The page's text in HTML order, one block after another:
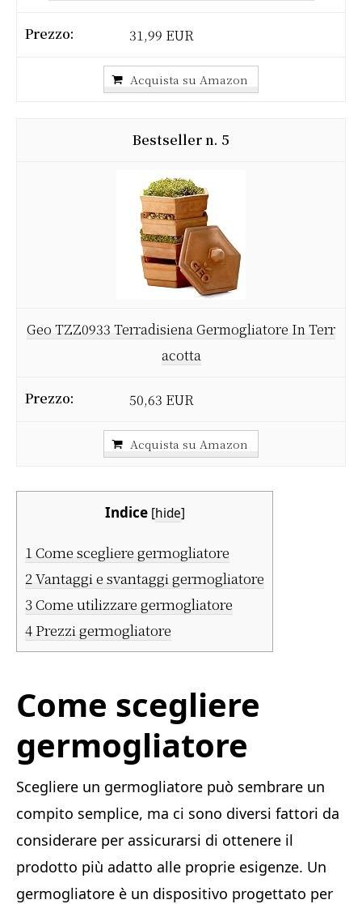
31,99 EUR
Acquista su Amazon
5
Geo TZZ0933 Terradisiena Germogliatore In Terr
acotta
50,63 EUR
Acquista su Amazon
Indice [hide]
1 Come scegliere germogliatore
2 Vantaggi e svantaggi germogliatore
3Come utilizzare germogliatore
4 Prezzi germogliatore
Come scegliere
germogliatore
Scegliere un germogliatore può sembrare un
compito semplice, ma ci sono diversi fattori da
considerare per assicurarsi di ottenere il
prodotto più adatto alle proprie esigenze. Un
germogliatore è un dispositivo progettato per